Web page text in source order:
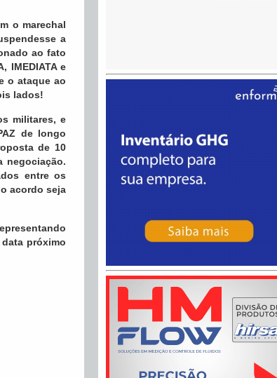
o marechal
a
ao fato
IMEDIATA e
o ataque ao
lados!
militares, e
de longo
de 10
negociação.
entre os
acordo seja
próximo